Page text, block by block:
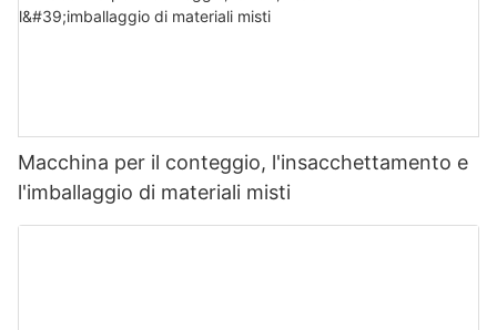
Macchina per il conteggio, l'insacchettamento e
l'imballaggio di materiali misti